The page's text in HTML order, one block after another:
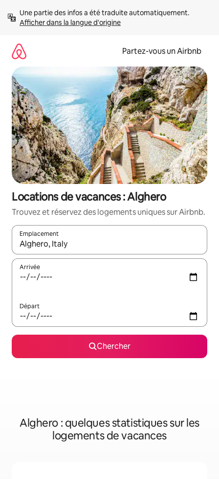
directement
Afficher dans la langue d'origine
Partez-vous un Airbnb
Locations de vacances : Alghero
Trouvez et réservez des logements uniques sur Airbnb.
Emplacement
Quand les résultats sont affichés, parcourez-les en utilisant
Arrivée
Départ
Chercher
Alghero : quelques statistiques sur les
logements de vacances